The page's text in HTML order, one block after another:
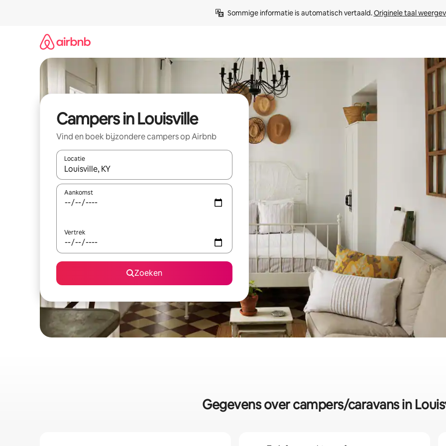
Sommige informatie is automatisch vertaald. Originele taal
Campers in Louisville
Vind en boek bijzondere campers op Airbnb
Locatie
Wanneer er resultaten beschikbaar zijn, maak je een keuze met je de pijltjestoetsen omhoog en omlaag, óf door te
Aankomst
Vertrek
Zoeken
Gegevens over campers/caravans in